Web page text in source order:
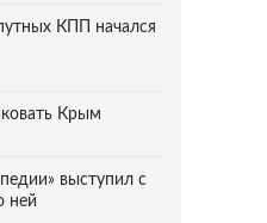
КПП начался
Крым
выступил с
ней